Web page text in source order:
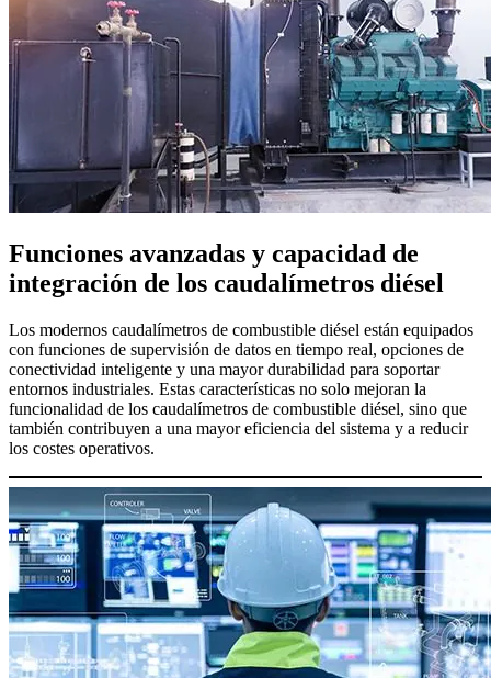
Funciones avanzadas y capacidad de
integración de los caudalímetros diésel
Los modernos caudalímetros de combustible diésel están equipados
con funciones de supervisión de datos en tiempo real, opciones de
conectividad inteligente y una mayor durabilidad para soportar
entornos industriales. Estas características no solo mejoran la
funcionalidad de los caudalímetros de combustible diésel, sino que
también contribuyen a una mayor eficiencia del sistema y a reducir
los costes operativos.